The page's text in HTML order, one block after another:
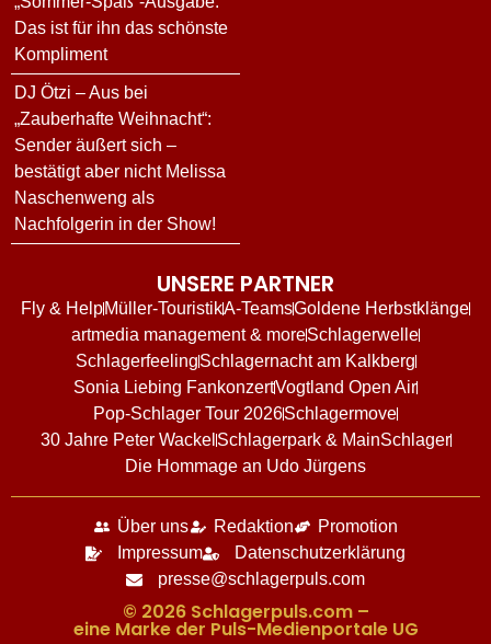
Das ist für ihn das schönste
Kompliment
DJ Ötzi – Aus bei
„Zauberhafte Weihnacht“:
Sender äußert sich –
bestätigt aber nicht Melissa
Naschenweng als
Nachfolgerin in der Show!
UNSERE PARTNER
Fly & HelpMüller-TouristikA-TeamsGoldene Herbstklänge
artmedia management & moreSchlagerwelle
SchlagerfeelingSchlagernacht am Kalkberg
Sonia Liebing FankonzertVogtland Open Air
Pop-Schlager Tour 2026Schlagermove
30 Jahre Peter Wackel Schlagerpark & MainSchlager
Die Hommage an Udo Jürgens
Über uns Redaktion
Promotion
Impressum
Datenschutzerklärung
presse@schlagerpuls.com
© 2026 Schlagerpuls.com –
eine Marke der Puls-Medienportale UG​